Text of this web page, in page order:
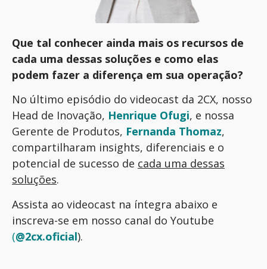
Que tal conhecer ainda mais os recursos de
cada uma dessas soluções e como elas
podem fazer a diferença em sua operação?
No último episódio do videocast da 2CX, nosso
Head de Inovação, Henrique Ofugi, e nossa
Gerente de Produtos, Fernanda Thomaz,
compartilharam insights, diferenciais e o
potencial de sucesso de cada uma dessas
soluções.
Assista ao videocast na íntegra abaixo e
inscreva-se em nosso canal do Youtube
(@2cx.oficial).